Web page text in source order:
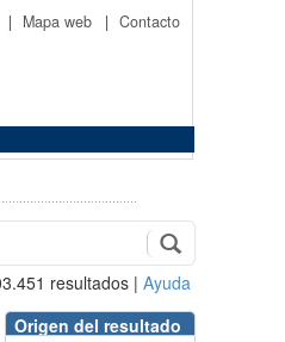
| Mapa web | Contacto
resultados | Ayuda
Origen del resultado